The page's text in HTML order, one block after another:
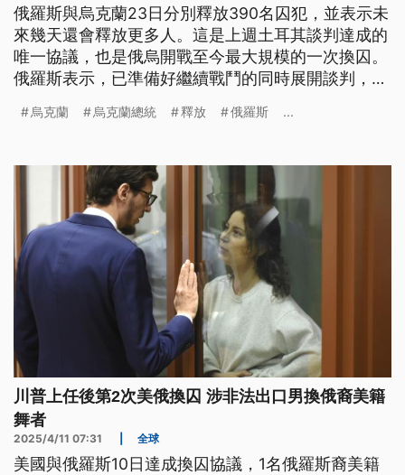
俄羅斯與烏克蘭23日分別釋放390名囚犯，並表示未
來幾天還會釋放更多人。這是上週土耳其談判達成的
唯一協議，也是俄烏開戰至今最大規模的一次換囚。
俄羅斯表示，已準備好繼續戰鬥的同時展開談判，並
在阻撓這一切，重申烏方已準備好立即停火30天。
烏克蘭 烏克蘭總統 釋放 俄羅斯 ...
川普上任後第2次美俄換囚 涉非法出口男換俄裔美籍
舞者
2025/4/11 07:31 全球
美國與俄羅斯10日達成換囚協議，1名俄羅斯裔美籍